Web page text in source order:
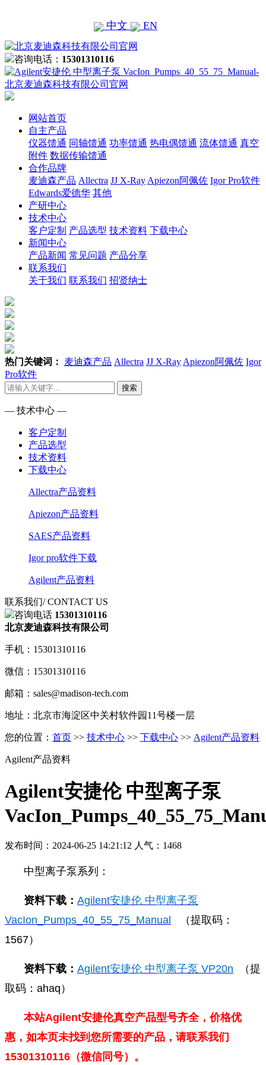
中文 EN
咨询电话： 15301310116
网站首页
自主产品
仪器馈通 同轴馈通 功率馈通 热电偶馈通 流体馈通 真空
附件 数据传输馈通
合作品牌
麦迪森产品 Allectra JJ X-Ray Apiezon阿佩佐 Igor Pro软件
Edwards爱德华 其他
产研中心
技术中心
客户定制 产品选型 技术资料 下载中心
新闻中心
产品新闻 常见问题 产品分享
联系我们
关于我们 联系我们 招贤纳士
热门关键词： 麦迪森产品 Allectra JJ X-Ray Apiezon阿佩佐 Igor
Pro软件
搜索
— 技术中心 —
客户定制
产品选型
技术资料
下载中心
Allectra产品资料
Apiezon产品资料
SAES产品资料
Igor pro软件下载
Agilent产品资料
联系我们/ CONTACT US
咨询电话 15301310116
北京麦迪森科技有限公司
手机：15301310116
微信：15301310116
邮箱：sales@madison-tech.com
地址：北京市海淀区中关村软件园11号楼一层
您的位置： 首页 >> 技术中心 >> 下载中心 >> Agilent产品资料
Agilent产品资料
Agilent安捷伦 中型离子泵
发布时间：2024-06-25 14:21:12 人气：1468
中型离子泵系列：
资料下载： Agilent安捷伦 中型离子泵
VacIon_Pumps_40_55_75_Manual （提取码：
1567）
资料下载： Agilent安捷伦 中型离子泵 VP20n （提
取码：ahaq）
本站Agilent安捷伦真空产品型号齐全，价格优
惠，如本页未找到您所需要的产品，请联系我们
15301310116（微信同号）。